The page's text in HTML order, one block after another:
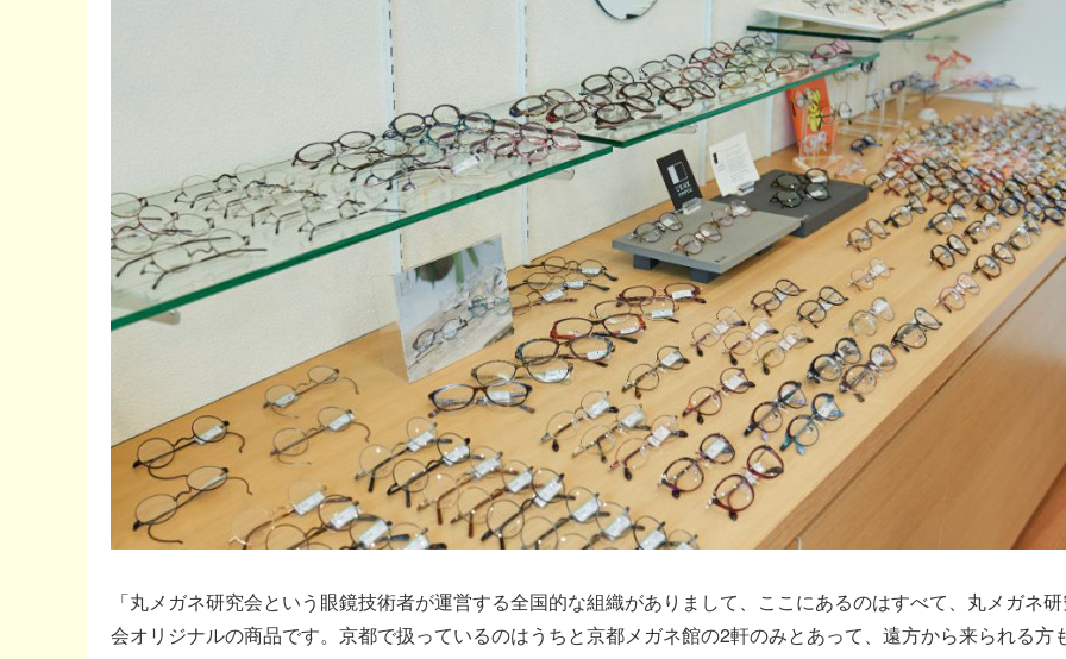
「丸メガネ研究会という眼鏡技術者が運営する全国的な組織がありまして、ここにあるのはすべて、丸メガネ
会オリジナルの商品です。京都で扱っているのはうちと京都メガネ館の2軒のみとあって、遠方から来られる方